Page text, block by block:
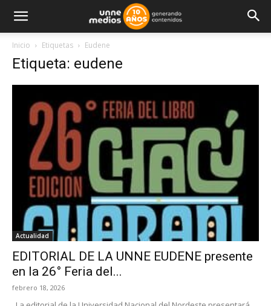
Inicio Etiquetas Eudene
Etiqueta: eudene
Actualidad
EDITORIAL DE LA UNNE EUDENE presente
en la 26° Feria del...
febrero 18, 2026